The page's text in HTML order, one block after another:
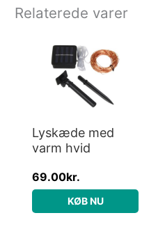
Relaterede varer
Lyskæde med
varm hvid
69.00kr.
KØB NU